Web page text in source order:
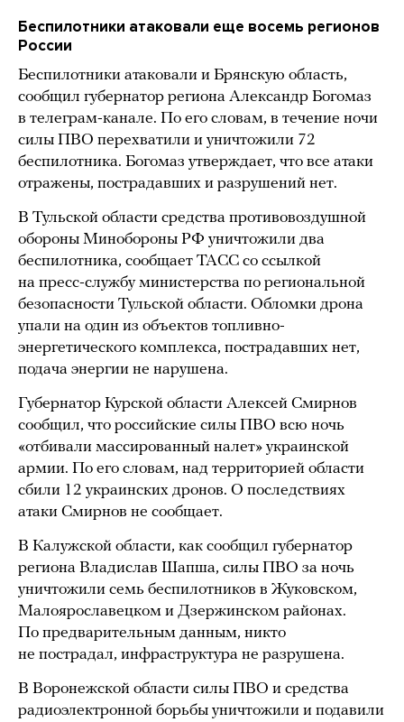
Беспилотники атаковали еще восемь регионов
России
Беспилотники атаковали и Брянскую область,
сообщил губернатор региона Александр Богомаз
в телеграм-канале. По его словам, в течение ночи
силы ПВО перехватили и уничтожили 72
беспилотника. Богомаз утверждает, что все атаки
отражены, пострадавших и разрушений нет.
В Тульской области средства противовоздушной
обороны Минобороны РФ уничтожили два
беспилотника, сообщает ТАСС со ссылкой
на пресс-службу министерства по региональной
безопасности Тульской области. Обломки дрона
упали на один из объектов топливно-
энергетического комплекса, пострадавших нет,
подача энергии не нарушена.
Губернатор Курской области Алексей Смирнов
сообщил, что российские силы ПВО всю ночь
«отбивали массированный налет» украинской
армии. По его словам, над территорией области
сбили 12 украинских дронов. О последствиях
атаки Смирнов не сообщает.
В Калужской области, как сообщил губернатор
региона Владислав Шапша, силы ПВО за ночь
уничтожили семь беспилотников в Жуковском,
Малоярославецком и Дзержинском районах.
По предварительным данным, никто
не пострадал, инфраструктура не разрушена.
В Воронежской области силы ПВО и средства
радиоэлектронной борьбы уничтожили и подавили